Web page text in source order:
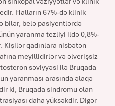
Halların 67%-də klinik
bilər, belə pasiyentlərdə
yaranma tezliyi ildə 0,8%-
Kişilər qadınlara nisbətən
meyillidirlər və əlverişsiz
səviyyəsi ilə Bruqada
yaranması arasında əlaqə
ki, Bruqada sindromu olan
daha yüksəkdir. Digər